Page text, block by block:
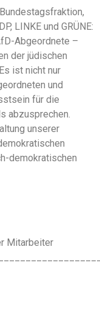
LINKE und GRÜNE:
Abgeordnete –
der jüdischen
ist nicht nur
und
für die
abzusprechen.
unserer
demokratischen
Mitarbeiter